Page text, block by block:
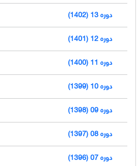
دوره 13 (1402)
دوره 12 (1401)
دوره 11 (1400)
دوره 10 (1399)
دوره 09 (1398)
دوره 08 (1397)
دوره 07 (1396)